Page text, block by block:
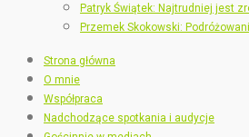
Patryk Świątek: Najtrudniej jest
Przemek Skokowski:
Strona główna
O mnie
Współpraca
Nadchodzące spotkania i audycje